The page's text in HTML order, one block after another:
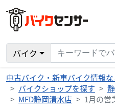
バイク
中古バイク・新車バイク情報
バイクショップを探す
MFD静岡清水店
1月の営